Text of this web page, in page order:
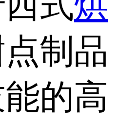
制品
的高